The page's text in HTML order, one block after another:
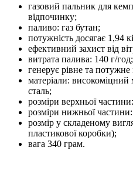
газовий пальник для
відпочинку;
паливо: газ бутан;
потужність досягає 1,94
ефективний захист від
витрата палива: 140 г/год;
генерує рівне та
матеріали:
сталь;
розміри верхньої
розміри нижньої
розмір у складеному
пластикової коробки);
вага 340 грам.